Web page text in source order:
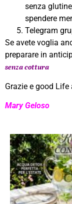
senza
spendere
Telegram
Se avete voglia
preparare in
senza cottura
Grazie e good
Mary Geloso